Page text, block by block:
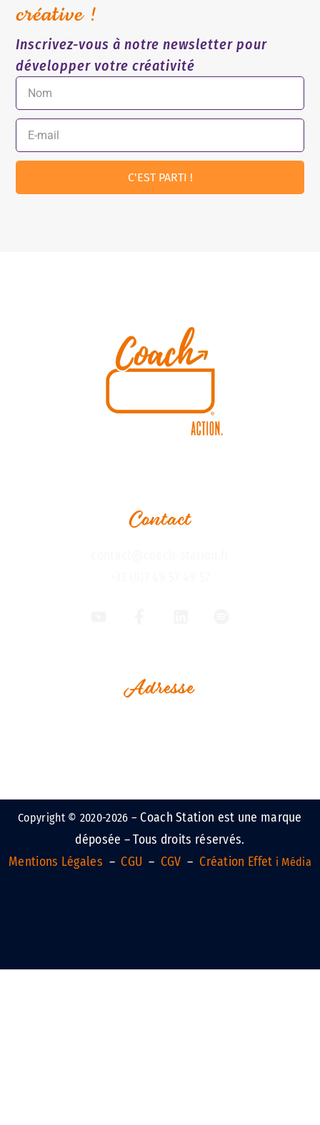
créative !
Inscrivez-vous à notre newsletter pour
développer votre créativité
C'EST PARTI !
Contact
Adresse
Copyright © 2020-2026 –Coach Station est une marque
déposée – Tous droits réservés.
Mentions Légales –CGU – CGV –Création Effet i Média